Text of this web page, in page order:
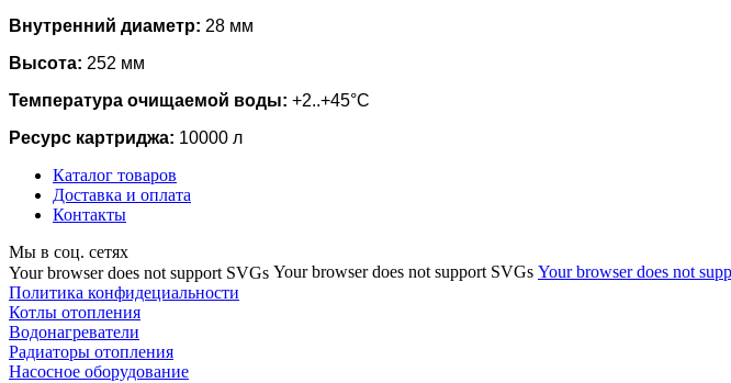
Внутренний диаметр: 28 мм
Высота: 252 мм
Температура очищаемой воды: +2..+45°С
Ресурс картриджа: 10000 л
Каталог товаров
Доставка и оплата
Контакты
Мы в соц. сетях
Your browser does not support SVGs Your browser does not support SVGs Your browser does not
Политика конфидециальности
Котлы отопления
Водонагреватели
Радиаторы отопления
Насосное оборудование